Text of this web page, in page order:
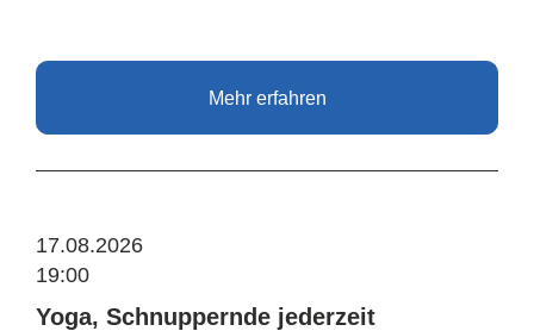
Mehr erfahren
17.08.2026
19:00
Yoga, Schnuppernde jederzeit